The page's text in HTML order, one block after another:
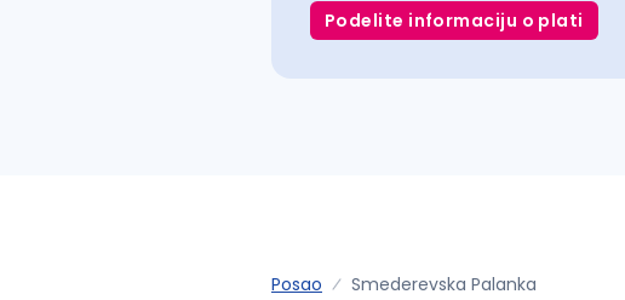
Podelite informaciju o plati
Posao Smederevska Palanka